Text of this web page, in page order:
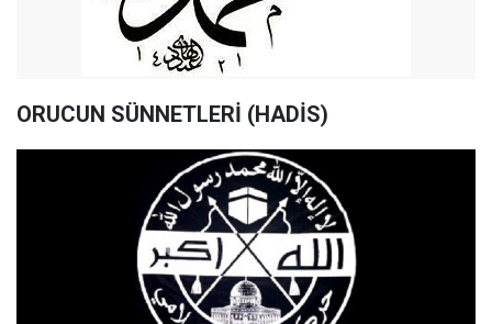
ORUCUN SÜNNETLERİ (HADİS)